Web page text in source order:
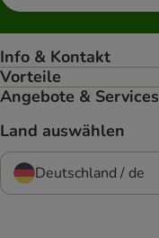
Info & Kontakt
Vorteile
Angebote & Services
Land auswählen
Deutschland / de